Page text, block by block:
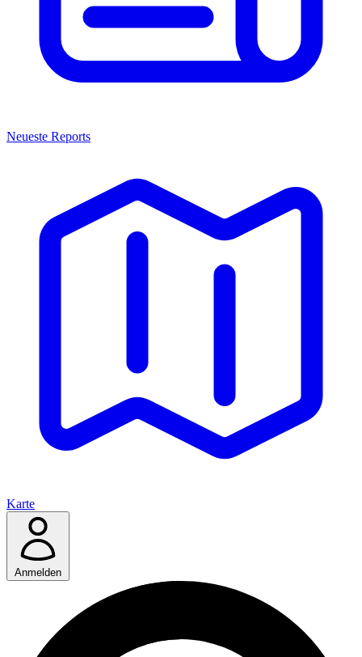
Neueste Reports
Karte
Anmelden